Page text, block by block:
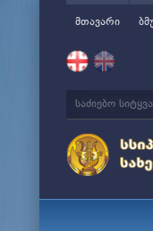
მთავარი